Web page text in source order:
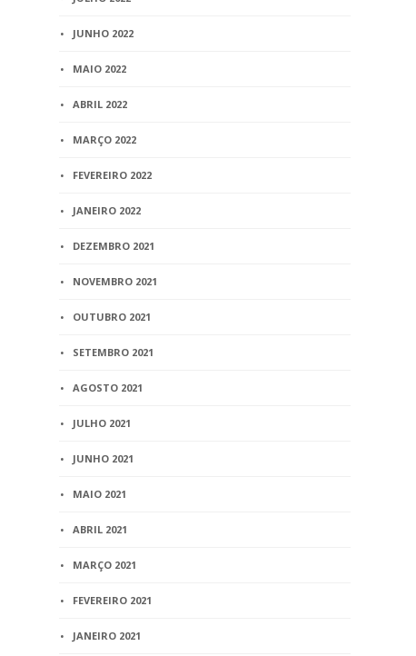
JUNHO 2022
MAIO 2022
ABRIL 2022
MARÇO 2022
FEVEREIRO 2022
JANEIRO 2022
DEZEMBRO 2021
NOVEMBRO 2021
OUTUBRO 2021
SETEMBRO 2021
AGOSTO 2021
JULHO 2021
JUNHO 2021
MAIO 2021
ABRIL 2021
MARÇO 2021
FEVEREIRO 2021
JANEIRO 2021